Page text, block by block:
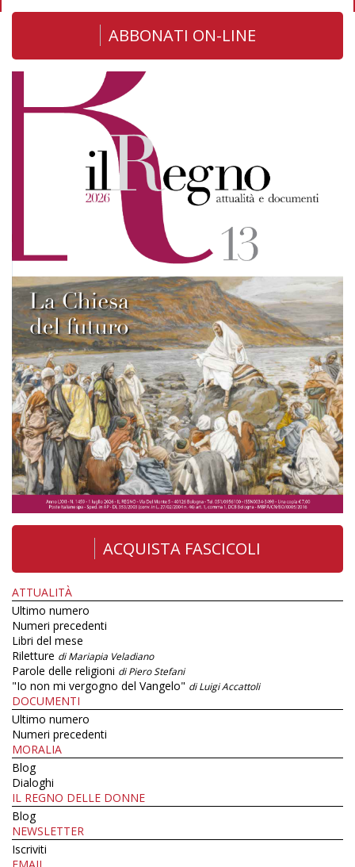
ABBONATI ON-LINE
ACQUISTA FASCICOLI
ATTUALITÀ
Ultimo numero
Numeri precedenti
Libri del mese
Riletture di Mariapia Veladiano
Parole delle religioni di Piero Stefani
"Io non mi vergogno del Vangelo" di Luigi Accattoli
DOCUMENTI
Ultimo numero
Numeri precedenti
MORALIA
Blog
Dialoghi
IL REGNO DELLE DONNE
Blog
NEWSLETTER
Iscriviti